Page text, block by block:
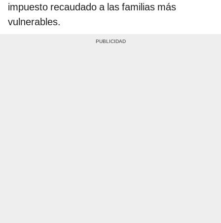
impuesto recaudado a las familias más
vulnerables.